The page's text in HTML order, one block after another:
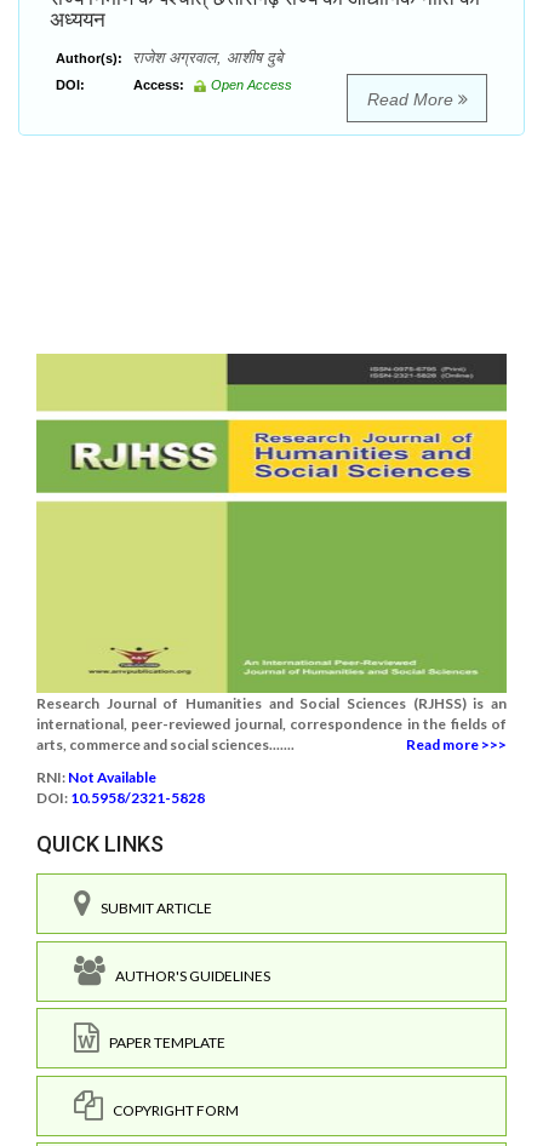
अध्ययन
Author(s): राजेश अग्रवाल, आशीष दुबे
DOI: Access: Open Access
Read More
Research Journal of Humanities and Social Sciences (RJHSS) is an
international, peer-reviewed journal, correspondence in the fields of
arts, commerce and social sciences.......
Read more >>>
RNI: Not Available
DOI: 10.5958/2321-5828
QUICK LINKS
SUBMIT ARTICLE
AUTHOR'S GUIDELINES
PAPER TEMPLATE
COPYRIGHT FORM